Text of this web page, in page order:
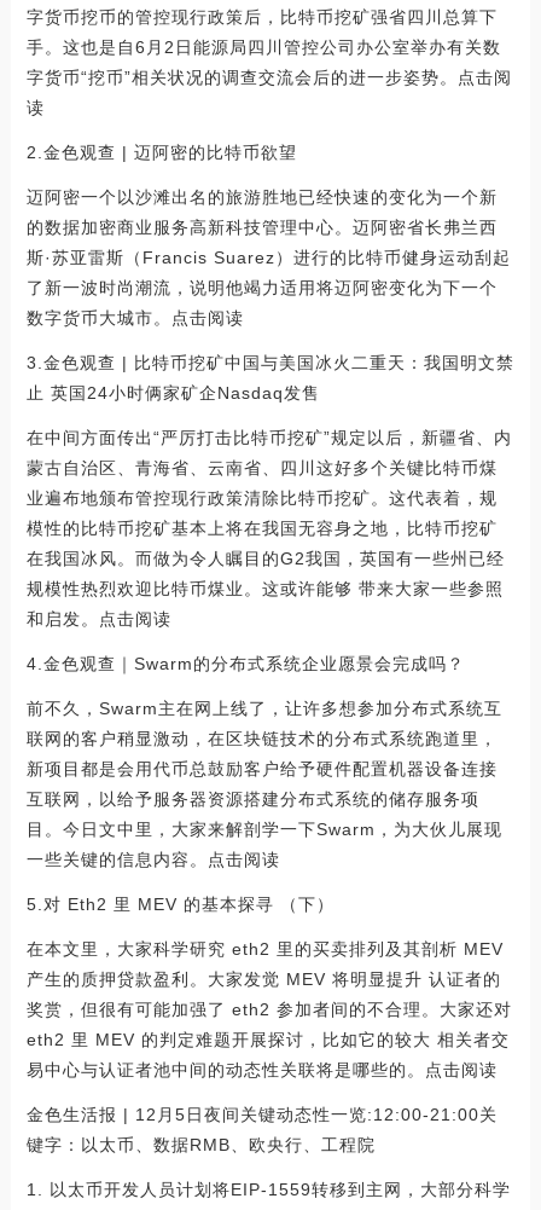
字货币挖币的管控现行政策后，比特币挖矿强省四川总算下
手。这也是自6月2日能源局四川管控公司办公室举办有关数
字货币“挖币”相关状况的调查交流会后的进一步姿势。点击阅
读
2.金色观查 | 迈阿密的比特币欲望
迈阿密一个以沙滩出名的旅游胜地已经快速的变化为一个新
的数据加密商业服务高新科技管理中心。迈阿密省长弗兰西
斯·苏亚雷斯（Francis Suarez）进行的比特币健身运动刮起
了新一波时尚潮流，说明他竭力适用将迈阿密变化为下一个
数字货币大城市。点击阅读
3.金色观查 | 比特币挖矿中国与美国冰火二重天：我国明文禁
止 英国24小时俩家矿企Nasdaq发售
在中间方面传出“严厉打击比特币挖矿”规定以后，新疆省、内
蒙古自治区、青海省、云南省、四川这好多个关键比特币煤
业遍布地颁布管控现行政策清除比特币挖矿。这代表着，规
模性的比特币挖矿基本上将在我国无容身之地，比特币挖矿
在我国冰风。而做为令人瞩目的G2我国，英国有一些州已经
规模性热烈欢迎比特币煤业。这或许能够 带来大家一些参照
和启发。点击阅读
4.金色观查｜Swarm的分布式系统企业愿景会完成吗？
前不久，Swarm主在网上线了，让许多想参加分布式系统互
联网的客户稍显激动，在区块链技术的分布式系统跑道里，
新项目都是会用代币总鼓励客户给予硬件配置机器设备连接
互联网，以给予服务器资源搭建分布式系统的储存服务项
目。今日文中里，大家来解剖学一下Swarm，为大伙儿展现
一些关键的信息内容。点击阅读
5.对 Eth2 里 MEV 的基本探寻 （下）
在本文里，大家科学研究 eth2 里的买卖排列及其剖析 MEV
产生的质押贷款盈利。大家发觉 MEV 将明显提升 认证者的
奖赏，但很有可能加强了 eth2 参加者间的不合理。大家还对
eth2 里 MEV 的判定难题开展探讨，比如它的较大 相关者交
易中心与认证者池中间的动态性关联将是哪些的。点击阅读
金色生活报 | 12月5日夜间关键动态性一览:12:00-21:00关
键字：以太币、数据RMB、欧央行、工程院
1. 以太币开发人员计划将EIP-1559转移到主网，大部分科学